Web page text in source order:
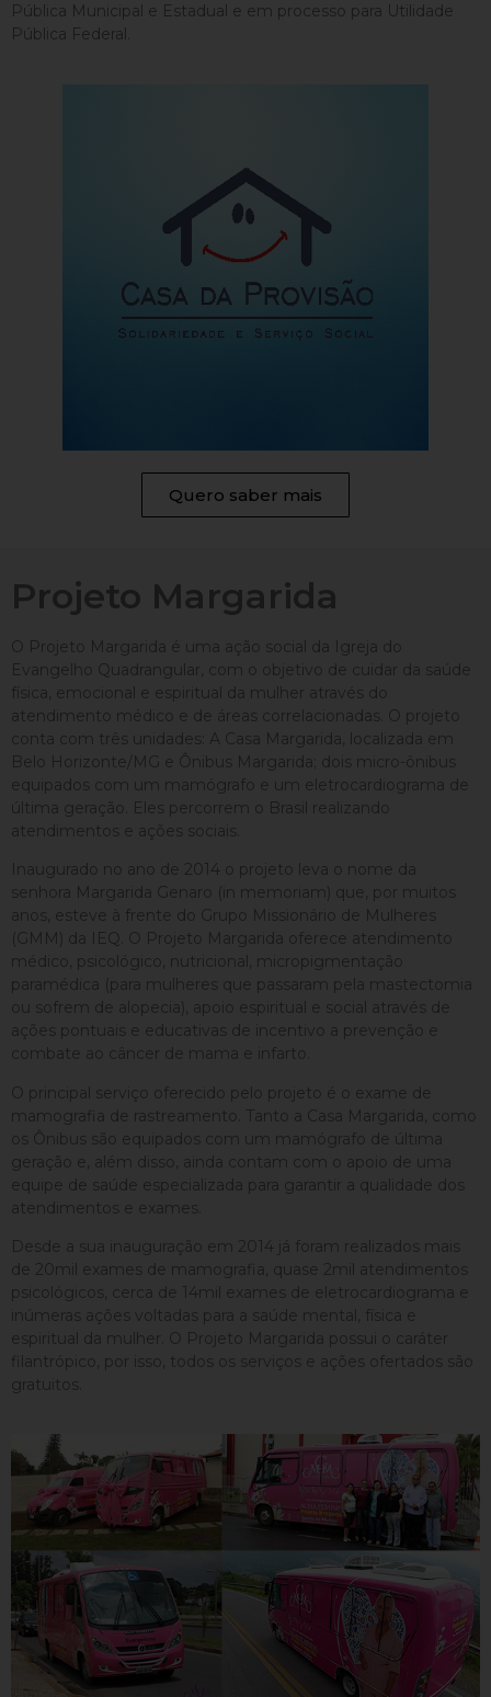
Pública Municipal e Estadual e em processo para Utilidade
Pública Federal.
Quero saber mais
Projeto Margarida
O Projeto Margarida é uma ação social da Igreja do
Evangelho Quadrangular, com o objetivo de cuidar da saúde
física, emocional e espiritual da mulher através do
atendimento médico e de áreas correlacionadas. O projeto
conta com três unidades: A Casa Margarida, localizada em
Belo Horizonte/MG e Ônibus Margarida; dois micro-ônibus
equipados com um mamógrafo e um eletrocardiograma de
última geração. Eles percorrem o Brasil realizando
atendimentos e ações sociais.
Inaugurado no ano de 2014 o projeto leva o nome da
senhora Margarida Genaro (in memoriam) que, por muitos
anos, esteve à frente do Grupo Missionário de Mulheres
(GMM) da IEQ. O Projeto Margarida oferece atendimento
médico, psicológico, nutricional, micropigmentação
paramédica (para mulheres que passaram pela mastectomia
ou sofrem de alopecia), apoio espiritual e social através de
ações pontuais e educativas de incentivo a prevenção e
combate ao câncer de mama e infarto.
O principal serviço oferecido pelo projeto é o exame de
mamografia de rastreamento. Tanto a Casa Margarida, como
os Ônibus são equipados com um mamógrafo de última
geração e, além disso, ainda contam com o apoio de uma
equipe de saúde especializada para garantir a qualidade dos
atendimentos e exames.
Desde a sua inauguração em 2014 já foram realizados mais
de 20mil exames de mamografia, quase 2mil atendimentos
psicológicos, cerca de 14mil exames de eletrocardiograma e
inúmeras ações voltadas para a saúde mental, física e
espiritual da mulher. O Projeto Margarida possui o caráter
filantrópico, por isso, todos os serviços e ações ofertados são
gratuitos.